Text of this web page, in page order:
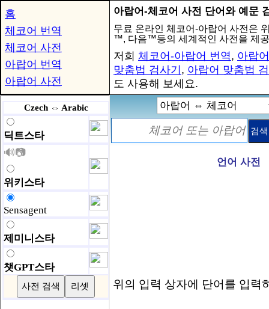
홈
체코어 번역
체코어 사전
아랍어 번역
아랍어 사전
아랍어-체코어 사전 단어와 예문
무료 온라인 체코어-아랍어 사전은
™, 다음™등의 세계적인 사전을 제
저희 체코어-아랍어 번역, 아랍
맞춤법 검사기 , 아랍어 맞춤법
도 사용해 보세요.